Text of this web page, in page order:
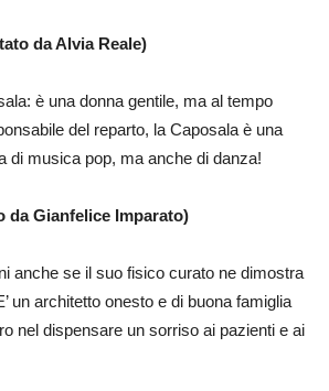
da Alvia Reale)
è una donna gentile, ma al tempo
del reparto, la Caposala è una
di musica pop, ma anche di danza!
da Gianfelice Imparato)
anche se il suo fisico curato ne dimostra
un architetto onesto e di buona famiglia
nel dispensare un sorriso ai pazienti e ai